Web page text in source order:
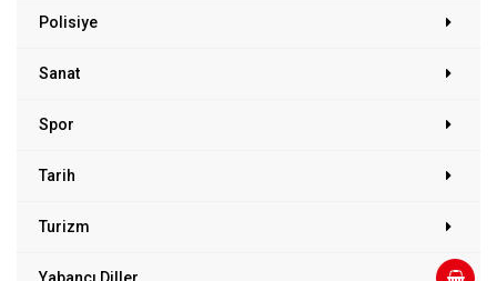
Polisiye
Sanat
Spor
Tarih
Turizm